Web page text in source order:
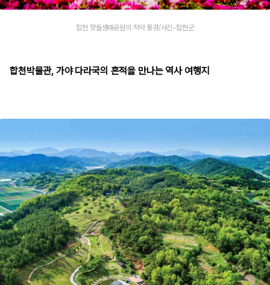
합천 핫들생태공원의 작약 풍경/사진-합천군
합천박물관, 가야 다라국의 흔적을 만나는 역사 여행지